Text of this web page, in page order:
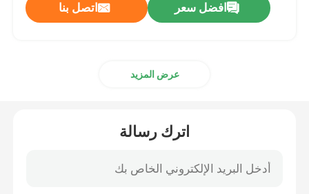
افضل سعر اتصل بنا
عرض المزيد
اترك رسالة